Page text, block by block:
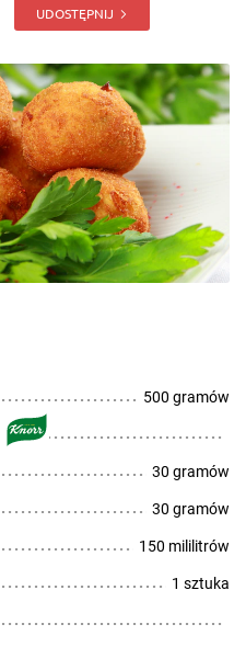
UDOSTĘPNIJ
500 gramów
30 gramów
30 gramów
150 mililitrów
1 sztuka